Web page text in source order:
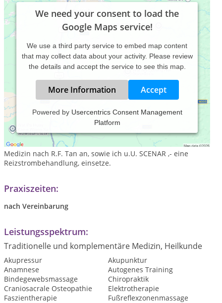
We need your consent to load the
Google Maps service!
We use a third party service to embed map content
that may collect data about your activity. Please review
the details and accept the service to see this map.
More Information Accept
Powered by Usercentrics Consent Management
Platform
In Oyten und in Dünsen/ bei Harpstedt biete ich Ihnen
cranio-sacrale, viszerale und parietale Osteopathie an. Bei
Bedarf und Indikation wende ich Techniken der Chinesischen
Medizin nach R.F. Tan an, sowie ich u.U. SCENAR ,- eine
Reizstrombehandlung, einsetze.
Praxiszeiten:
nach Vereinbarung
Leistungsspektrum:
Traditionelle und komplementäre Medizin, Heilkunde
Akupressur
Akupunktur
Anamnese
Autogenes Training
Bindegewebsmassage
Chiropraktik
Craniosacrale Osteopathie
Elektrotherapie
Faszientherapie
Fußreflexzonenmassage